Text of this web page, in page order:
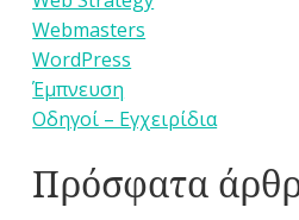
Webmasters
WordPress
Έμπνευση
Οδηγοί – Εγχειρίδια
Πρόσφατα